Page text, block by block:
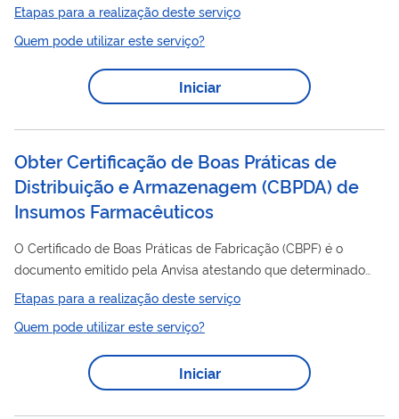
asfaltos. Para utilizar esse serviço você deve ter um cadastro
como usuário externo do SEI-ANP. Para mais informações
acesse o serviço " Solicitar cadastro como usuário externo no
Etapas para a realização deste serviço
Quem pode utilizar este serviço?
Iniciar
Obter Certificação de Boas Práticas de
Distribuição e Armazenagem (CBPDA) de
Insumos Farmacêuticos
O Certificado de Boas Práticas de Fabricação (CBPF) é o
documento emitido pela Anvisa atestando que determinado
estabelecimento cumpre com as Boas Práticas de Fabricação.
Armazenagem (CBPDA) é o documento emitido pela Anvisa
atestando que determinado estabelecimento cumpre com as
Boas Práticas de
Distribuiçãoe Armazenagem ou Boas
Etapas para a realização deste serviço
Quem pode utilizar este serviço?
Iniciar